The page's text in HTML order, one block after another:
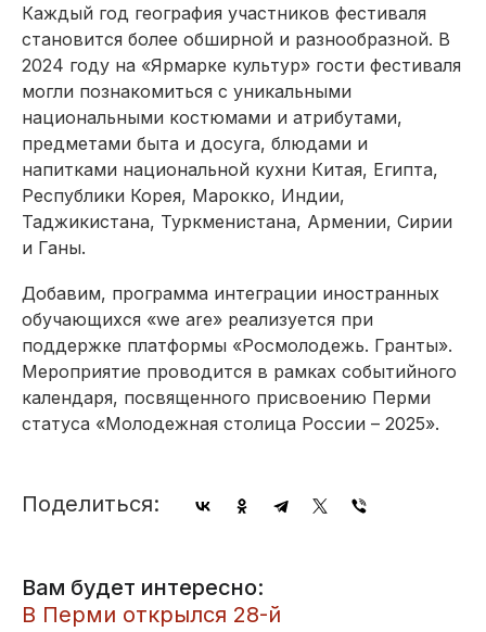
Каждый год география участников фестиваля
становится более обширной и разнообразной. В
2024 году на «Ярмарке культур» гости фестиваля
могли познакомиться с уникальными
национальными костюмами и атрибутами,
предметами быта и досуга, блюдами и
напитками национальной кухни Китая, Египта,
Республики Корея, Марокко, Индии,
Таджикистана, Туркменистана, Армении, Сирии
и Ганы.
Добавим, программа интеграции иностранных
обучающихся «we are» реализуется при
поддержке платформы «Рос­молодежь. Гранты».
Мероприятие проводится в рамках событийного
календаря, посвященного присвоению Перми
статуса «Молодежная столица России – 2025».
Поделиться:
Вам будет интересно:
В Перми открылся 28-й